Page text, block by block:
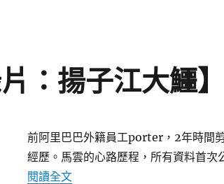
：揚子江大鱷】
前阿里巴巴外籍員工porter，2年時間
經歷。馬雲的心路歷程，所有資料首次
閱讀全文〈【阿里紀錄片：揚子江大鱷】